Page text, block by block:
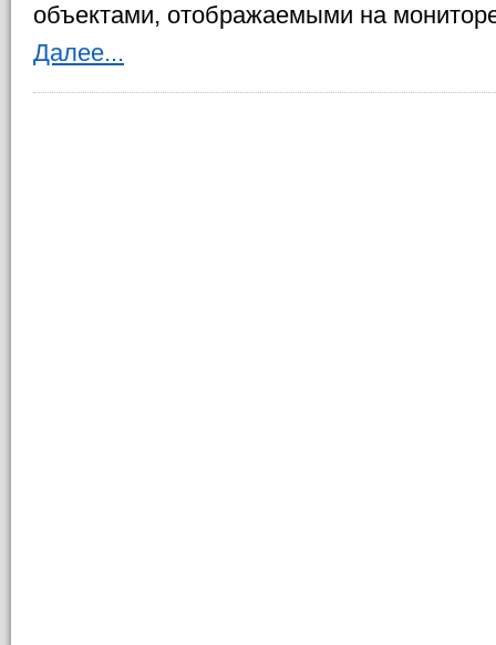
объектами, отображаемыми на
Далее...